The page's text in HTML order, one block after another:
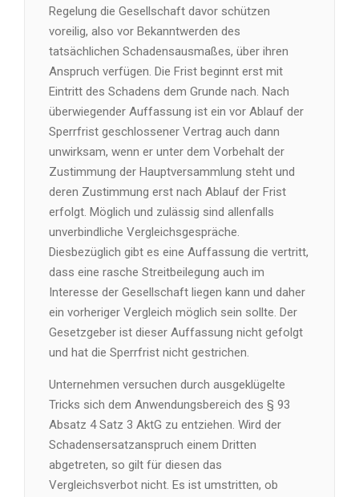
Regelung die Gesellschaft davor schützen
voreilig, also vor Bekanntwerden des
tatsächlichen Schadensausmaßes, über ihren
Anspruch verfügen. Die Frist beginnt erst mit
Eintritt des Schadens dem Grunde nach. Nach
überwiegender Auffassung ist ein vor Ablauf der
Sperrfrist geschlossener Vertrag auch dann
unwirksam, wenn er unter dem Vorbehalt der
Zustimmung der Hauptversammlung steht und
deren Zustimmung erst nach Ablauf der Frist
erfolgt. Möglich und zulässig sind allenfalls
unverbindliche Vergleichsgespräche.
Diesbezüglich gibt es eine Auffassung die vertritt,
dass eine rasche Streitbeilegung auch im
Interesse der Gesellschaft liegen kann und daher
ein vorheriger Vergleich möglich sein sollte. Der
Gesetzgeber ist dieser Auffassung nicht gefolgt
und hat die Sperrfrist nicht gestrichen.
Unternehmen versuchen durch ausgeklügelte
Tricks sich dem Anwendungsbereich des § 93
Absatz 4 Satz 3 AktG zu entziehen. Wird der
Schadensersatzanspruch einem Dritten
abgetreten, so gilt für diesen das
Vergleichsverbot nicht. Es ist umstritten, ob